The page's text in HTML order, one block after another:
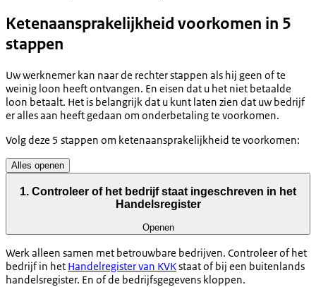
Ketenaansprakelijkheid voorkomen in 5
stappen
Uw werknemer kan naar de rechter stappen als hij geen of te
weinig loon heeft ontvangen. En eisen dat u het niet betaalde
loon betaalt. Het is belangrijk dat u kunt laten zien dat uw bedrijf
er alles aan heeft gedaan om onderbetaling te voorkomen.
Volg deze 5 stappen om ketenaansprakelijkheid te voorkomen:
Alles openen
1. Controleer of het bedrijf staat ingeschreven in het
Handelsregister
Openen
Werk alleen samen met betrouwbare bedrijven. Controleer of het
bedrijf in het Handelregister van KVKstaat of bij een buitenlands
handelsregister. En of de bedrijfsgegevens kloppen.